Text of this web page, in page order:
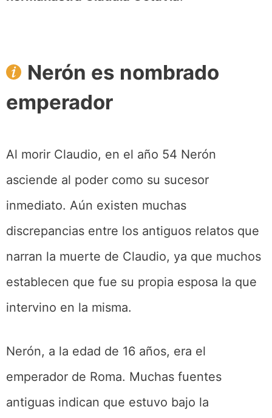
Nerón es nombrado
emperador
Al morir Claudio, en el año 54 Nerón
asciende al poder como su sucesor
inmediato. Aún existen muchas
discrepancias entre los antiguos relatos que
narran la muerte de Claudio, ya que muchos
establecen que fue su propia esposa la que
intervino en la misma.
Nerón, a la edad de 16 años, era el
emperador de Roma. Muchas fuentes
antiguas indican que estuvo bajo la